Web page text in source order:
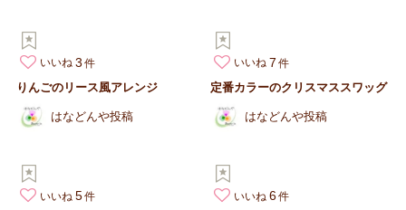
いいね 3
りんごのリース風アレンジ
はなどんや投稿
いいね 7
定番カラーのクリスマススワッグ
はなどんや投稿
いいね 5 いいね 6